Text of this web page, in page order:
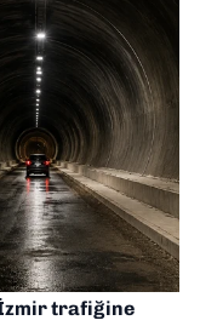
İzmir trafiğine